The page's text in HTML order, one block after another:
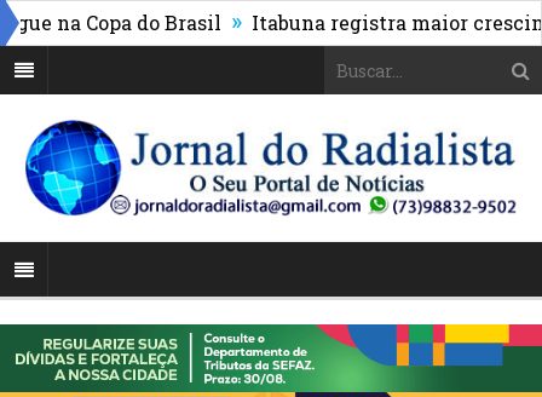
Copa do Brasil » Itabuna registra maior